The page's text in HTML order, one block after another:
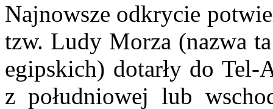
Najnowsze odkrycie
tzw. Ludy Morza (nazwa
egipskich) dotarły do Tel-
z południowej lub